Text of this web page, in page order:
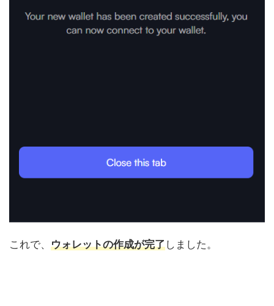
これで、 ウォレットの作成が完了しました。